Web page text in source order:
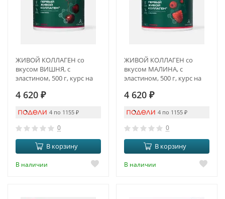
ЖИВОЙ КОЛЛАГЕН со
вкусом ВИШНЯ, с
эластином, 500 г, курс на
4 620 ₽
4 по 1155 ₽
0
В корзину
В наличии
ЖИВОЙ КОЛЛАГЕН со
вкусом МАЛИНА, с
эластином, 500 г, курс на
4 620 ₽
4 по 1155 ₽
0
В корзину
В наличии